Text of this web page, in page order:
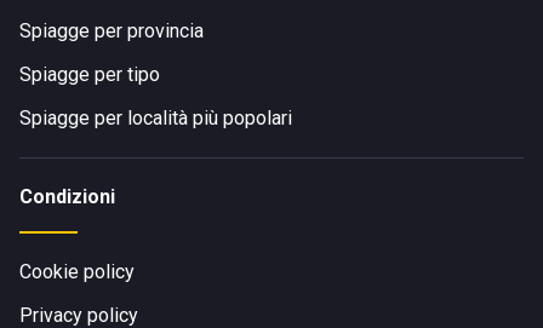
Spiagge per provincia
Spiagge per tipo
Spiagge per località più popolari
Condizioni
Cookie policy
Privacy policy